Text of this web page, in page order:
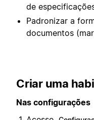
de
Padronizar a
documentos
Criar uma
Nas configurações